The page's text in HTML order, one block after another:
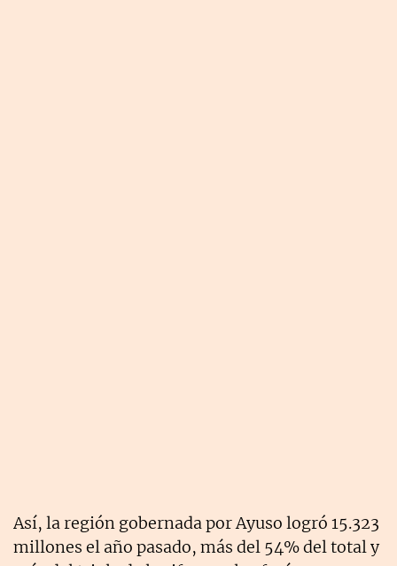
Así, la región gobernada por Ayuso logró 15.323
millones el año pasado, más del 54% del total y